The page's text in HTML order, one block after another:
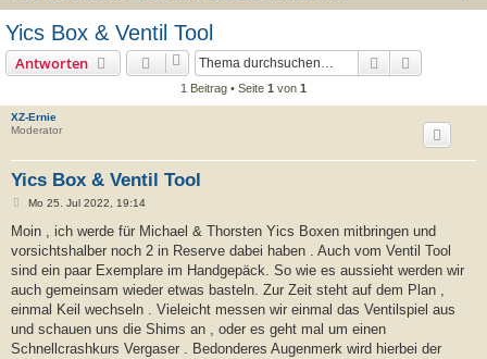
Yics Box & Ventil Tool
Antworten Suche
1 Beitrag • Seite 1 von 1
XZ-Ernie
Moderator
Yics Box & Ventil Tool
B
i
r
a
Mo 25. Jul 2022, 19:14
Moin , ich werde für Michael & Thorsten Yics Boxen mitbringen und
vorsichtshalber noch 2 in Reserve dabei haben . Auch vom Ventil Tool
sind ein paar Exemplare im Handgepäck. So wie es aussieht werden wir
auch gemeinsam wieder etwas basteln. Zur Zeit steht auf dem Plan ,
einmal Keil wechseln . Vieleicht messen wir einmal das Ventilspiel aus
und schauen uns die Shims an , oder es geht mal um einen
Schnellcrashkurs Vergaser . Bedonderes Augenmerk wird hierbei der